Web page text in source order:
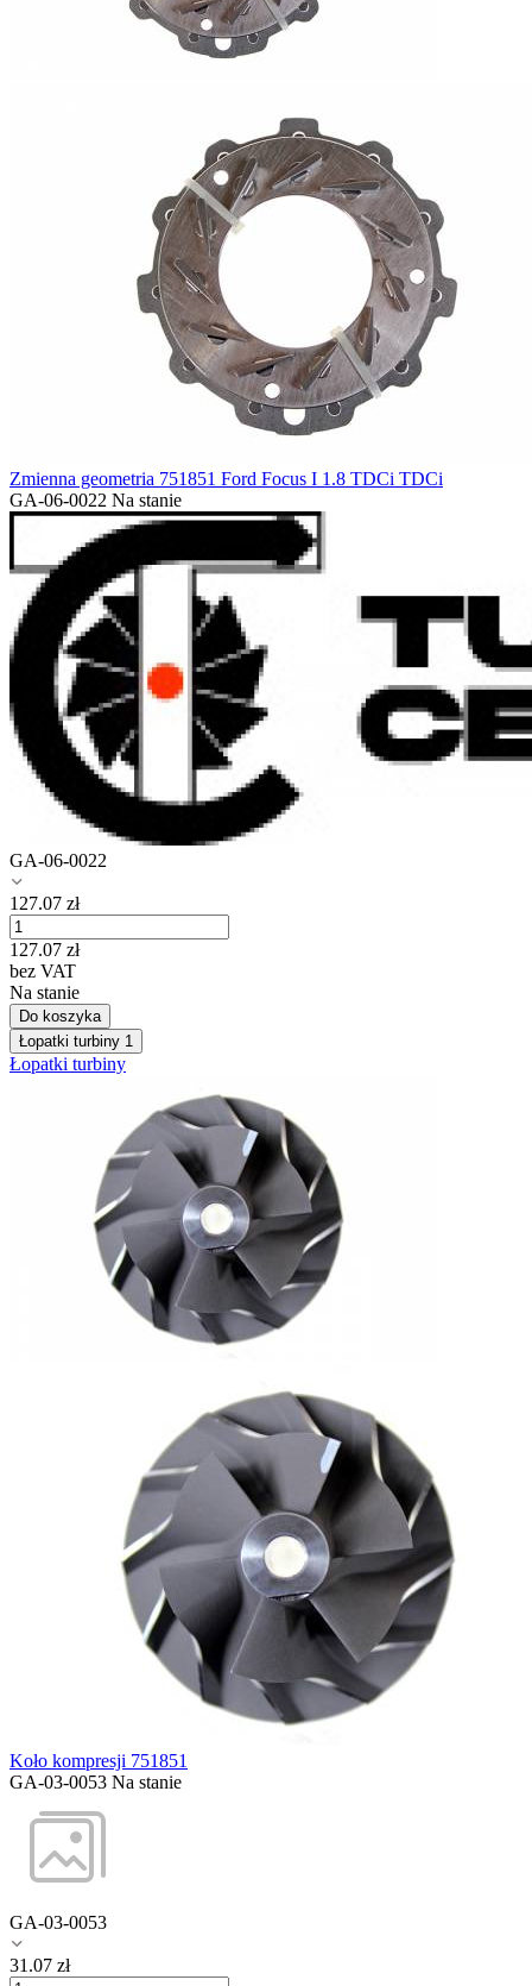
Zmienna geometria 751851 Ford Focus I 1.8 TDCi TDCi
GA-06-0022 Na stanie
GA-06-0022
127.07 zł
127.07 zł
bez VAT
Na stanie
Do koszyka
Łopatki turbiny 1
Łopatki turbiny
Koło kompresji 751851
GA-03-0053 Na stanie
GA-03-0053
31.07 zł